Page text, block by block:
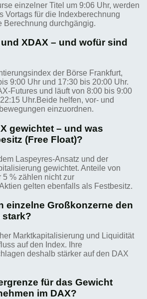
einzelner Titel um 9:06 Uhr, werden
Vortags für die Indexberechnung
Berechnung durchgängig.
XDAX – und wofür sind
der Börse Frankfurt,
9:00 Uhr und 17:30 bis 20:00 Uhr.
Futures und läuft von 8:00 bis 9:00
Uhr.Beide helfen, vor- und
einzuordnen.
gewichtet – und was
(Free Float)?
Laspeyres-Ansatz und der
gewichtet. Anteile von
5 % zählen nicht zur
gelten ebenfalls als Festbesitz.
einzelne Großkonzerne den
stark?
Marktkapitalisierung und Liquidität
auf den Index. Ihre
deshalb stärker auf den DAX
für das Gewicht
im DAX?